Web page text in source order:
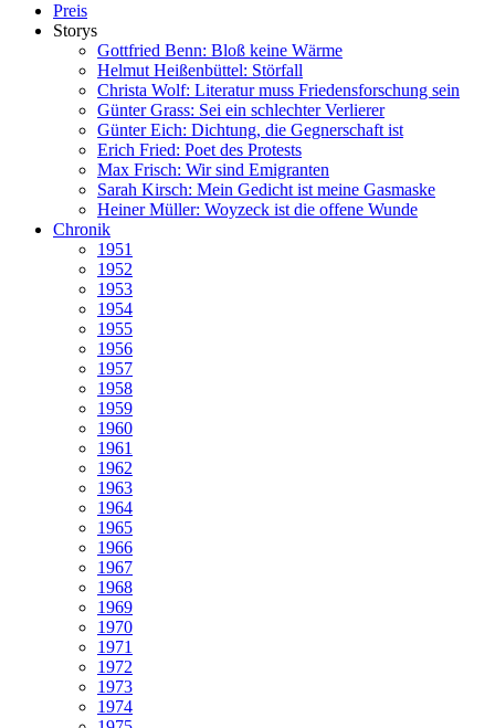
Preis
Storys
Gottfried Benn: Bloß keine Wärme
Helmut Heißenbüttel: Störfall
Christa Wolf: Literatur muss Friedensforschung sein
Günter Grass: Sei ein schlechter Verlierer
Günter Eich: Dichtung, die Gegnerschaft ist
Erich Fried: Poet des Protests
Max Frisch: Wir sind Emigranten
Sarah Kirsch: Mein Gedicht ist meine Gasmaske
Heiner Müller: Woyzeck ist die offene Wunde
Chronik
1951
1952
1953
1954
1955
1956
1957
1958
1959
1960
1961
1962
1963
1964
1965
1966
1967
1968
1969
1970
1971
1972
1973
1974